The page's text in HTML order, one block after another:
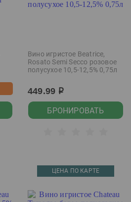
Вино игристое Beatrice,
Rosato Semi Secco розовое
полусухое 10,5-12,5% 0,75л
449.99 р
БРОНИРОВАТЬ
ЦЕНА ПО КАРТЕ